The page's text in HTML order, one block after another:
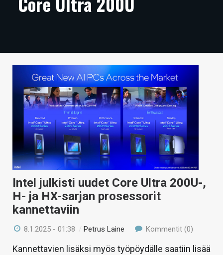
ARTIKKELIT
TECHBBS
HINTA.FI
VAIHDA TEEMA
HAKU
Intel julkisti uudet Core Ultra 200U-,
H- ja HX-sarjan prosessorit
kannettaviin
8.1.2025 - 01:38 /Petrus Laine Kommentit (0)
Kannettavien lisäksi myös työpöydälle saatiin lisää